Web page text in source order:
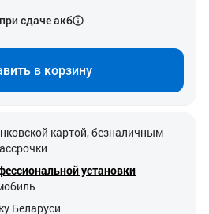
при сдаче акб
в корзину
картой, безналичным
установки
Беларуси